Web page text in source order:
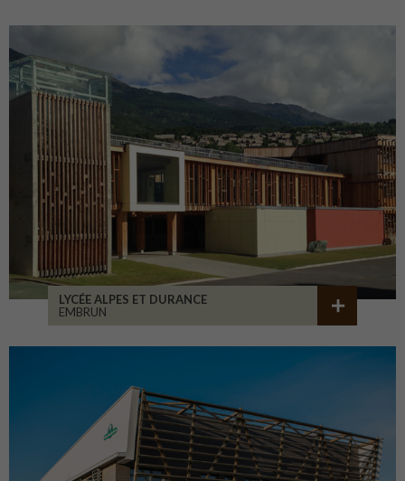
LYCÉE ALPES ET DURANCE
EMBRUN